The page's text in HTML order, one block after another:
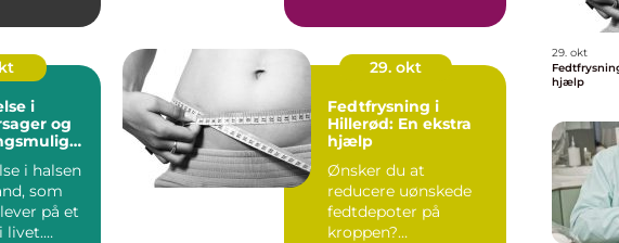
i
og
i halsen
som
på et
livet.
29. okt
Fedtfrysning i
Hillerød: En ekstra
hjælp
Ønsker du at
reducere uønskede
fedtdepoter på
kroppen?
29. okt
hjælp